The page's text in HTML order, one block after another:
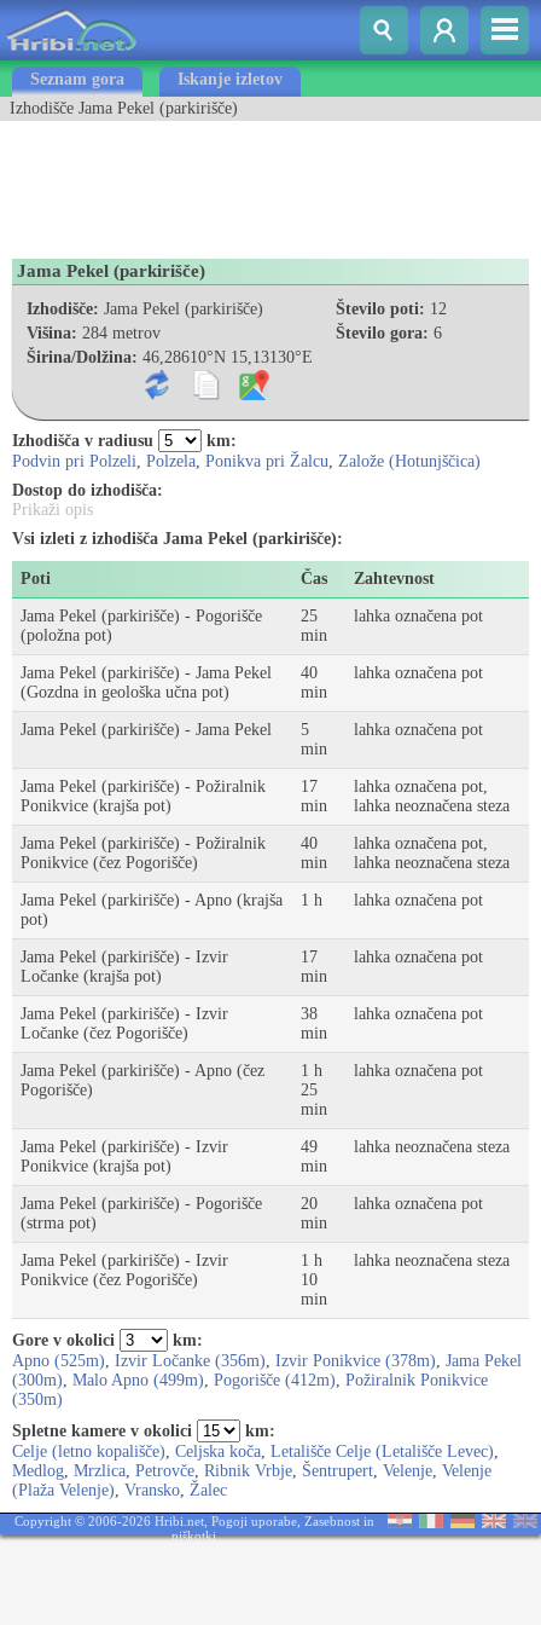
Seznam gora
Iskanje izletov
Izhodišče Jama Pekel (parkirišče)
Jama Pekel (parkirišče)
Izhodišče: Jama Pekel (parkirišče)
Višina: 284 metrov
Širina/Dolžina: 46,28610°N 15,13130°E
Število poti: 12
Število gora: 6
Izhodišča v radiusu
km:
Podvin pri Polzeli, Polzela, Ponikva pri Žalcu, Založe (Hotunjščica)
Dostop do izhodišča:
Prikaži opis
Vsi izleti z izhodišča Jama Pekel (parkirišče):
Poti Čas Zahtevnost
Jama Pekel (parkirišče) - Pogorišče
(položna pot)
25
min
lahka označena pot
Jama Pekel (parkirišče) - Jama Pekel
(Gozdna in geološka učna pot)
40
min
lahka označena pot
Jama Pekel (parkirišče) - Jama Pekel
5
min
lahka označena pot
Jama Pekel (parkirišče) - Požiralnik
Ponikvice (krajša pot)
17
min
lahka označena pot,
lahka neoznačena steza
Jama Pekel (parkirišče) - Požiralnik
Ponikvice (čez Pogorišče)
40
min
lahka označena pot,
lahka neoznačena steza
Jama Pekel (parkirišče) - Apno (krajša
pot)
1 h lahka označena pot
Jama Pekel (parkirišče) - Izvir
Ločanke (krajša pot)
17
min
lahka označena pot
Jama Pekel (parkirišče) - Izvir
Ločanke (čez Pogorišče)
38
min
lahka označena pot
Jama Pekel (parkirišče) - Apno (čez
Pogorišče)
1 h
25
min
lahka označena pot
Jama Pekel (parkirišče) - Izvir
Ponikvice (krajša pot)
49
min
lahka neoznačena steza
Jama Pekel (parkirišče) - Pogorišče
(strma pot)
20
min
lahka označena pot
Jama Pekel (parkirišče) - Izvir
Ponikvice (čez Pogorišče)
1 h
10
min
lahka neoznačena steza
Gore v okolici
km:
Apno (525m), Izvir Ločanke (356m), Izvir Ponikvice (378m), Jama Pekel
(300m), Malo Apno (499m), Pogorišče (412m), Požiralnik Ponikvice
(350m)
Spletne kamere v okolici
km:
Celje (letno kopališče), Celjska koča, Letališče Celje (Letališče Levec),
Medlog, Mrzlica, Petrovče, Ribnik Vrbje, Šentrupert, Velenje, Velenje
(Plaža Velenje), Vransko, Žalec
Copyright © 2006-2026 Hribi.net, Pogoji uporabe, Zasebnost in
piškotki